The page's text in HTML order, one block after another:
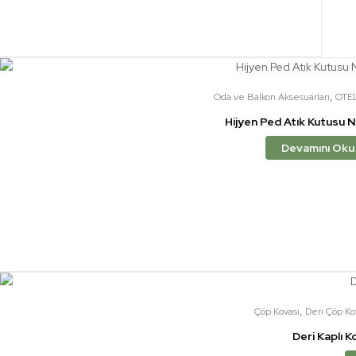
Oda ve Balkon Aksesuarları,
Hijyen Ped Atık Kutusu
Devamını Oku
Çöp Kovası, Deri Çöp
Deri Kaplı